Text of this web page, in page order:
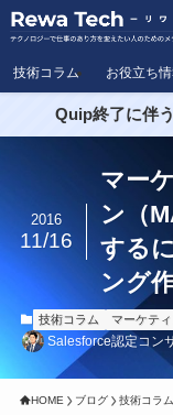
技術コラム お役立ち
Quip終了に伴
マー
ン（
する
ング
2016
11/16
技術コラム マーケテ
Salesforce認定コン
HOME ブログ 技術コラム